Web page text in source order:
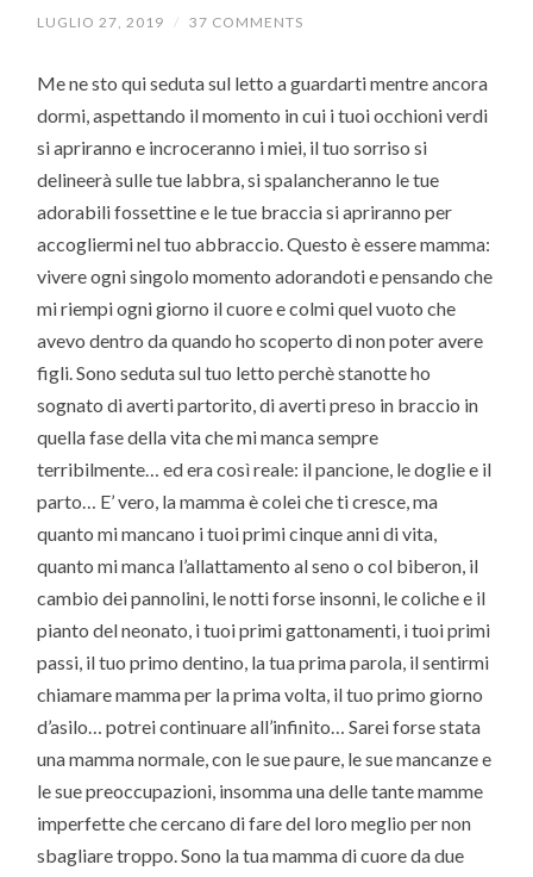
LUGLIO 27, 2019 / 37 COMMENTS
Me ne sto qui seduta sul letto a guardarti mentre ancora
dormi, aspettando il momento in cui i tuoi occhioni verdi
si apriranno e incroceranno i miei, il tuo sorriso si
delineerà sulle tue labbra, si spalancheranno le tue
adorabili fossettine e le tue braccia si apriranno per
accogliermi nel tuo abbraccio. Questo è essere mamma:
vivere ogni singolo momento adorandoti e pensando che
mi riempi ogni giorno il cuore e colmi quel vuoto che
avevo dentro da quando ho scoperto di non poter avere
figli. Sono seduta sul tuo letto perchè stanotte ho
sognato di averti partorito, di averti preso in braccio in
quella fase della vita che mi manca sempre
terribilmente… ed era così reale: il pancione, le doglie e il
parto… E’ vero, la mamma è colei che ti cresce, ma
quanto mi mancano i tuoi primi cinque anni di vita,
quanto mi manca l’allattamento al seno o col biberon, il
cambio dei pannolini, le notti forse insonni, le coliche e il
pianto del neonato, i tuoi primi gattonamenti, i tuoi primi
passi, il tuo primo dentino, la tua prima parola, il sentirmi
chiamare mamma per la prima volta, il tuo primo giorno
d’asilo… potrei continuare all’infinito… Sarei forse stata
una mamma normale, con le sue paure, le sue mancanze e
le sue preoccupazioni, insomma una delle tante mamme
imperfette che cercano di fare del loro meglio per non
sbagliare troppo. Sono la tua mamma di cuore da due